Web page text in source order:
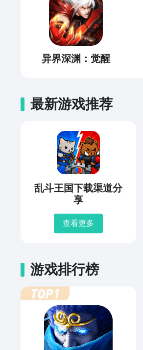
异界深渊：觉醒
最新游戏推荐
乱斗王国下载渠道分
享
查看更多
游戏排行榜